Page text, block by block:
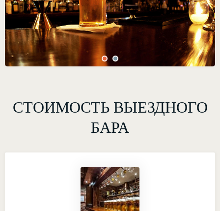
СТОИМОСТЬ ВЫЕЗДНОГО
БАРА